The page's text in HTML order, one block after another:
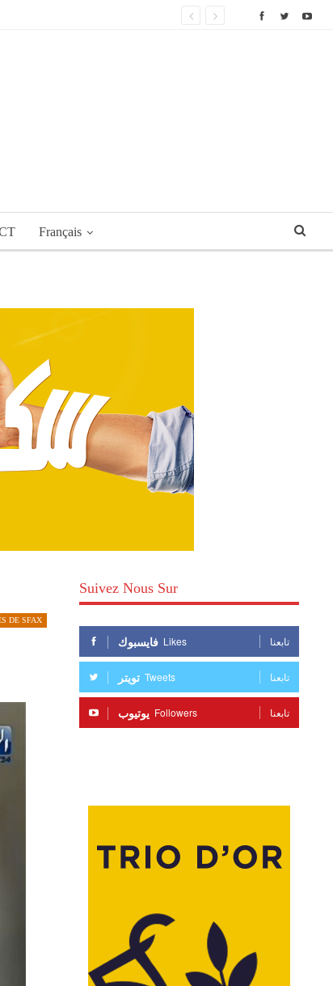
Français
DE SFAX
Suivez Nous Sur
فايسبوك Likes تابعنا
تويتر Tweets تابعنا
يوتيوب Followers تابعنا